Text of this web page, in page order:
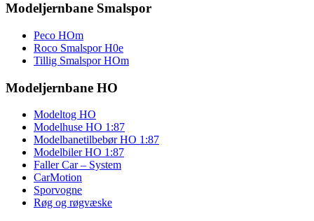
Modeljernbane Smalspor
Peco HOm
Roco Smalspor H0e
Tillig Smalspor HOm
Modeljernbane HO
Modeltog HO
Modelhuse HO 1:87
Modelbanetilbebør HO 1:87
Modelbiler HO 1:87
Faller Car – System
CarMotion
Sporvogne
Røg og røgvæske